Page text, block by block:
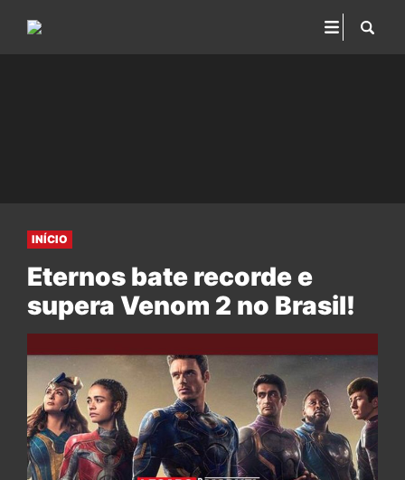
INÍCIO
Eternos bate recorde e
supera Venom 2 no Brasil!